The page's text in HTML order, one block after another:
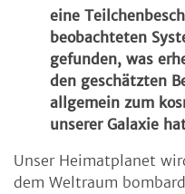
eine
beobachteten
gefunden, was
den geschätzten
allgemein zum
unserer Galaxie
Unser Heimatplanet
dem Weltraum